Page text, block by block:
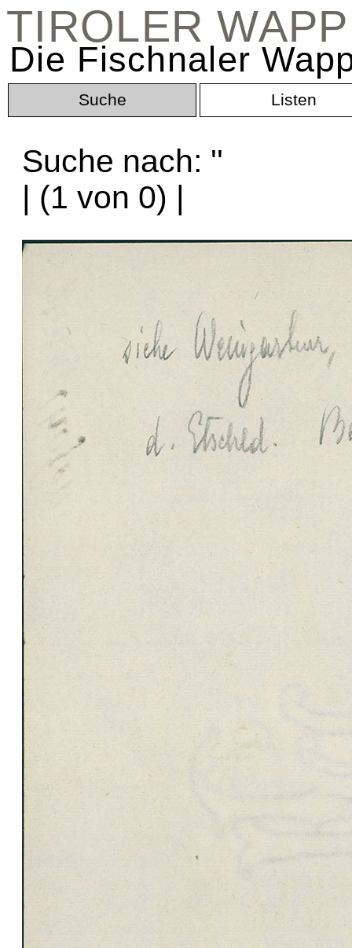
TIROLER
Die Fischnaler
Suche Listen
Suche nach: ''
| (1 von 0) |